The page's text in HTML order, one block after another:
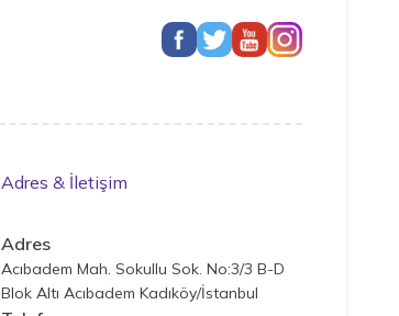
Adres & İletişim
Adres
Acıbadem Mah. Sokullu Sok. No:3/3 B-D
Blok Altı Acıbadem Kadıköy/İstanbul